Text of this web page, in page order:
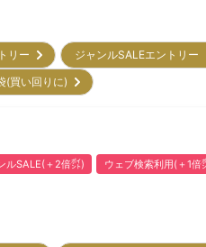
トリー ジャンルSALEエントリー
(買い回りに)
ルSALE(＋2倍㌽) ウェブ検索利用(＋1倍